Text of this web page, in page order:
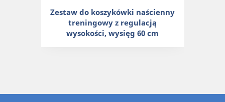
Zestaw do koszykówki naścienny
treningowy z regulacją
wysokości, wysięg 60 cm